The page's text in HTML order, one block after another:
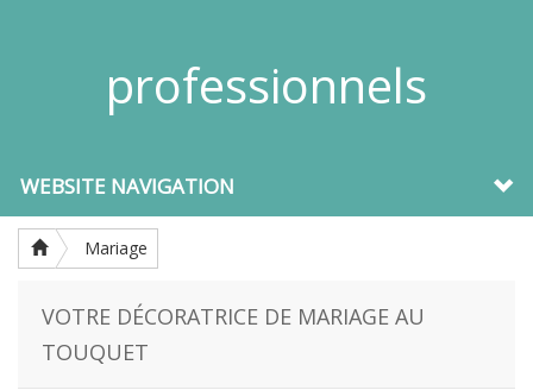
professionnels
WEBSITE NAVIGATION
Mariage
VOTRE DÉCORATRICE DE MARIAGE AU
TOUQUET